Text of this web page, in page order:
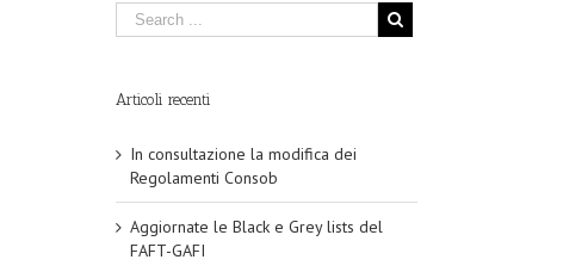
Articoli recenti
In consultazione la modifica dei
Regolamenti Consob
Aggiornate le Black e Grey lists del
FAFT-GAFI